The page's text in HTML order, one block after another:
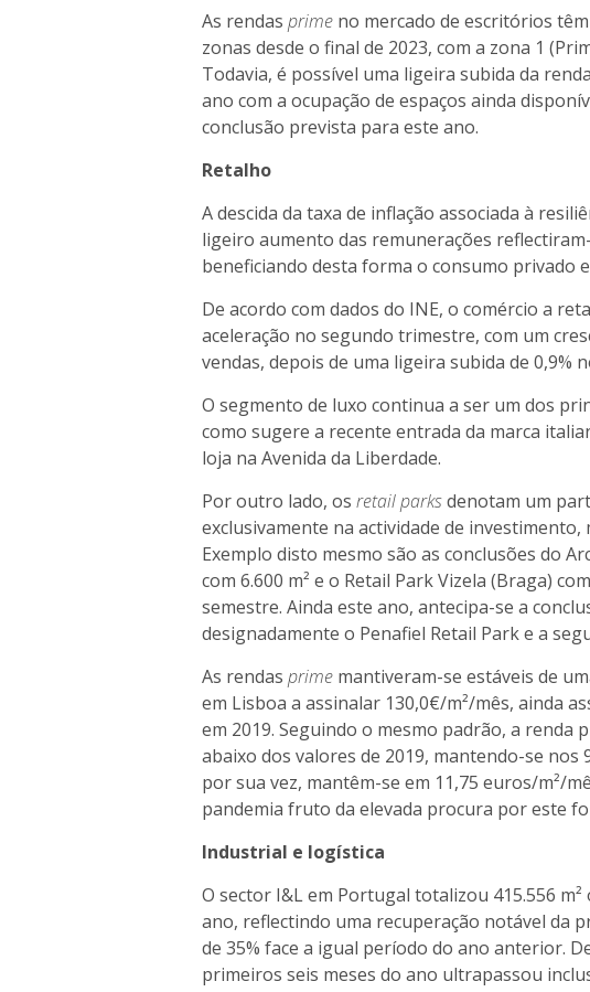
As rendasprime no mercado de escritórios
zonas desde o final de 2023, com a zona 1
Todavia, é possível uma ligeira subida da
ano com a ocupação de espaços ainda
conclusão prevista para este ano.
Retalho
A descida da taxa de inflação associada à
ligeiro aumento das remunerações
beneficiando desta forma o consumo privado
De acordo com dados do INE, o comércio a
aceleração no segundo trimestre, com um
vendas, depois de uma ligeira subida de 0,9%
O segmento de luxo continua a ser um dos
como sugere a recente entrada da marca
loja na Avenida da Liberdade.
Por outro lado, osretail parksdenotam um
exclusivamente na actividade de
Exemplo disto mesmo são as conclusões do
com 6.600 m² e o Retail Park Vizela (Braga)
semestre. Ainda este ano, antecipa-se a
designadamente o Penafiel Retail Park e a
As rendasprime mantiveram-se estáveis de
em Lisboa a assinalar 130,0€/m²/mês, ainda
em 2019. Seguindo o mesmo padrão, a renda
abaixo dos valores de 2019, mantendo-se nos
por sua vez, mantêm-se em 11,75 euros/m²/
pandemia fruto da elevada procura por este
Industrial e logística
O sector I&L em Portugal totalizou 415.556
ano, reflectindo uma recuperação notável da
de 35% face a igual período do ano anterior.
primeiros seis meses do ano ultrapassou